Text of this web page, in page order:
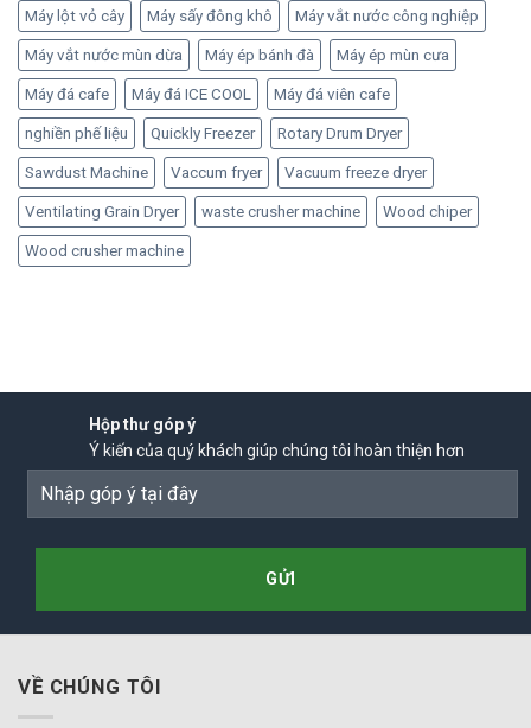
Máy lột vỏ cây Máy sấy đông khô Máy vắt nước công nghiệp
Máy vắt nước mùn dừa Máy ép bánh đà Máy ép mùn cưa
Máy đá cafe Máy đá ICE COOL Máy đá viên cafe
nghiền phế liệu Quickly Freezer Rotary Drum Dryer
Sawdust Machine Vaccum fryer Vacuum freeze dryer
Ventilating Grain Dryer waste crusher machine Wood chiper
Wood crusher machine
Hộp thư góp ý
Ý kiến của quý khách giúp chúng tôi hoàn thiện hơn
VỀ CHÚNG TÔI